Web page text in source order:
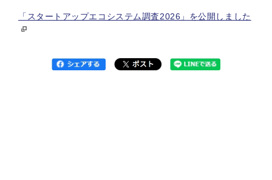
「スタートアップエコシステム調査2026」を公開しました